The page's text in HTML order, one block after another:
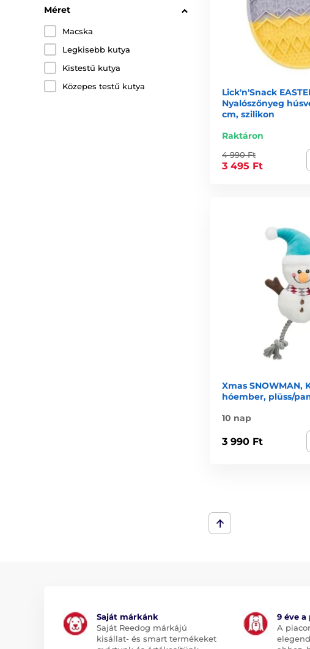
Méret
Macska
Legkisebb kutya
Kistestű kutya
Közepes testű kutya
Lick'n'Snack
Nyalószőnyeg
cm, szilikon
Raktáron
4 990 Ft
3 495 Ft
Xmas SNOWMAN,
hóember, plüss/
10 nap
3 990 Ft
Saját márkánk
Saját Reedog márkájú
kisállat- és smart termékeket
9 éve a
A